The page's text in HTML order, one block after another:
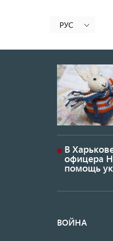
РУС
В
офицера
помощь
Основная
ВОЙНА